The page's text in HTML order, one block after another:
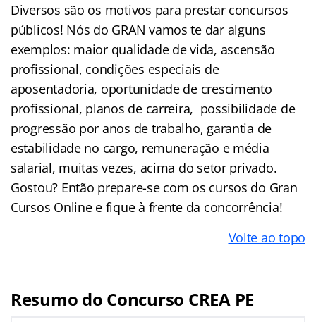
Diversos são os motivos para prestar concursos
públicos! Nós do GRAN vamos te dar alguns
exemplos: maior qualidade de vida, ascensão
profissional, condições especiais de
aposentadoria, oportunidade de crescimento
profissional, planos de carreira, possibilidade de
progressão por anos de trabalho, garantia de
estabilidade no cargo, remuneração e média
salarial, muitas vezes, acima do setor privado.
Gostou? Então prepare-se com os cursos do Gran
Cursos Online e fique à frente da concorrência!
Volte ao topo
Resumo do Concurso CREA PE